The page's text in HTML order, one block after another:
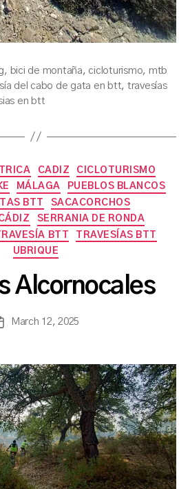
, bici de montaña, cicloturismo, mtb
del cabo de gata en btt, travesías
en btt
Categories
CADIZ
CICLOTURISMO
MÁLAGA
PUEBLOS BLANCOS
BTT
SACACORCHOS
SERRANIA DE RONDA
BTT
TRAVESÍAS BTT
UBRIQUE
Alcornocales
Post
s
n
b
a
March 12, 2025